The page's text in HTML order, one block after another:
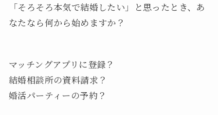
「そろそろ本気で結婚したい」と思ったとき、あ
なたなら何から始めますか？
マッチングアプリに登録？
結婚相談所の資料請求？
婚活パーティーの予約？